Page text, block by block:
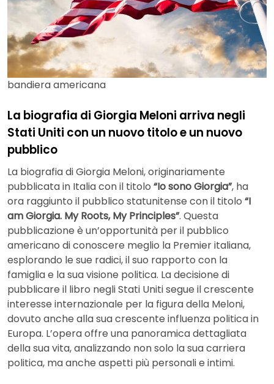
bandiera americana
La biografia di Giorgia Meloni arriva negli
Stati Uniti con un nuovo titolo e un nuovo
pubblico
La biografia di Giorgia Meloni, originariamente
pubblicata in Italia con il titolo “Io sono Giorgia”, ha
ora raggiunto il pubblico statunitense con il titolo “I
am Giorgia. My Roots, My Principles”. Questa
pubblicazione è un’opportunità per il pubblico
americano di conoscere meglio la Premier italiana,
esplorando le sue radici, il suo rapporto con la
famiglia e la sua visione politica. La decisione di
pubblicare il libro negli Stati Uniti segue il crescente
interesse internazionale per la figura della Meloni,
dovuto anche alla sua crescente influenza politica in
Europa. L’opera offre una panoramica dettagliata
della sua vita, analizzando non solo la sua carriera
politica, ma anche aspetti più personali e intimi.